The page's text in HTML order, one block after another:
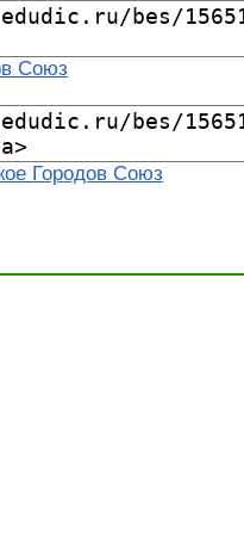
Союз
Городов Союз